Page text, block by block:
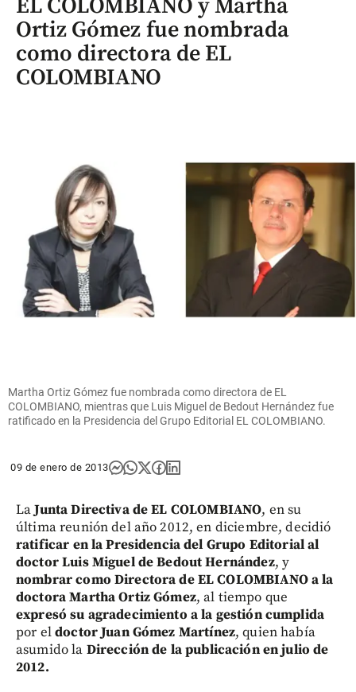
EL COLOMBIANO y Martha
Ortiz Gómez fue nombrada
como directora de EL
COLOMBIANO
Martha Ortiz Gómez fue nombrada como directora de EL
COLOMBIANO, mientras que Luis Miguel de Bedout Hernández fue
ratificado en la Presidencia del Grupo Editorial EL COLOMBIANO.
09 de enero de 2013
LaJunta Directiva de EL COLOMBIANO, en su
última reunión del año 2012, en diciembre, decidió
ratificar en la Presidencia del Grupo Editorial al
doctor Luis Miguel de Bedout Hernández, y
nombrar como Directora de EL COLOMBIANO a la
doctora Martha Ortiz Gómez, al tiempo que
expresó su agradecimiento a la gestión cumplida
por eldoctor Juan Gómez Martínez, quien había
asumido la Dirección de la publicación en julio de
2012.